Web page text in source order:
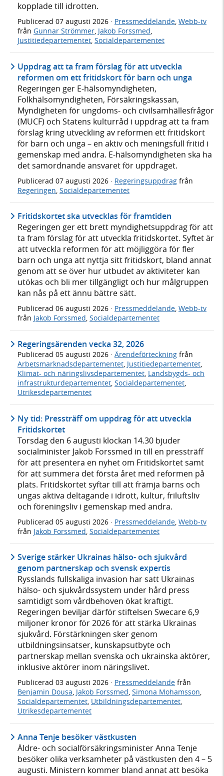
kopplade till idrotten.
Publicerad 07 augusti 2026 · Pressmeddelande, Webb-tv
från Gunnar Strömmer, Jakob Forssmed,
Justitiedepartementet, Socialdepartementet
Uppdrag att ta fram förslag för att utveckla
reformen om ett fritidskort för barn och unga
Regeringen ger E-hälsomyndigheten,
Folkhälsomyndigheten, Försäkringskassan,
Myndigheten för ungdoms- och civilsamhällesfrågor
(MUCF) och Statens kulturråd i uppdrag att ta fram
förslag kring utveckling av reformen ett fritidskort
för barn och unga – en aktiv och meningsfull fritid i
gemenskap med andra. E-hälsomyndigheten ska ha
det samordnande ansvaret för uppdraget.
Publicerad 07 augusti 2026 · Regeringsuppdrag från
Regeringen Socialdepartementet
Fritidskortet ska utvecklas för framtiden
Regeringen ger ett brett myndighetsuppdrag för att
ta fram förslag för att utveckla fritidskortet. Syftet är
att utveckla reformen för att möjliggöra för fler
barn och unga att nyttja sitt fritidskort, bland annat
genom att se över hur utbudet av aktiviteter kan
utökas och bli mer tillgängligt och hur målgruppen
kan nås på ett ännu bättre sätt.
Publicerad 06 augusti 2026 · Pressmeddelande, Webb-tv
från Jakob Forssmed, Socialdepartementet
Regeringsärenden vecka 32, 2026
Publicerad 05 augusti 2026 · Ärendeförteckning från
Arbetsmarknadsdepartementet, Justitiedepartementet,
Klimat- och näringslivsdepartementet, Landsbygds- och
infrastrukturdepartementet, Socialdepartementet,
Utrikesdepartementet
Ny tid: Pressträff om uppdrag för att utveckla
Fritidskortet
Torsdag den 6 augusti klockan 14.30 bjuder
socialminister Jakob Forssmed in till en pressträff
för att presentera en nyhet om Fritidskortet samt
för att summera det första året med reformen på
plats. Fritidskortet syftar till att främja barns och
ungas aktiva deltagande i idrott, kultur, friluftsliv
och föreningsliv i gemenskap med andra.
Publicerad 05 augusti 2026 · Pressmeddelande Webb-tv
från Jakob Forssmed Socialdepartementet
Sverige stärker Ukrainas hälso- och sjukvård
genom partnerskap och svensk expertis
Rysslands fullskaliga invasion har satt Ukrainas
hälso- och sjukvårdssystem under hård press
samtidigt som vårdbehoven ökat kraftigt.
Regeringen beviljar därför stiftelsen Swecare 6,9
miljoner kronor för 2026 för att stärka Ukrainas
sjukvård. Förstärkningen sker genom
utbildningsinsatser, kunskapsutbyte och
partnerskap mellan svenska och ukrainska aktörer,
inklusive aktörer inom näringslivet.
Publicerad 03 augusti 2026 · Pressmeddelande från
Benjamin Dousa, Jakob Forssmed, Simona Mohamsson,
Socialdepartementet, Utbildningsdepartementet,
Utrikesdepartementet
Anna Tenje besöker västkusten
Äldre- och socialförsäkringsminister Anna Tenje
besöker olika verksamheter på västkusten den 4 – 5
augusti. Ministern kommer bland annat att besöka